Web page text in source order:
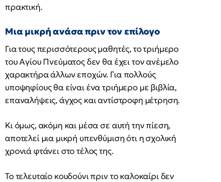
πρακτική.
Μια μικρή ανάσα πριν τον επίλογο
Για τους περισσότερους μαθητές, το τριήμερο
του Αγίου Πνεύματος δεν θα έχει τον ανέμελο
χαρακτήρα άλλων εποχών. Για πολλούς
υποψηφίους θα είναι ένα τριήμερο με βιβλία,
επαναλήψεις, άγχος και αντίστροφη μέτρηση.
Κι όμως, ακόμη και μέσα σε αυτή την πίεση,
αποτελεί μια μικρή υπενθύμιση ότι η σχολική
χρονιά φτάνει στο τέλος της.
Το τελευταίο κουδούνι πριν το καλοκαίρι δεν